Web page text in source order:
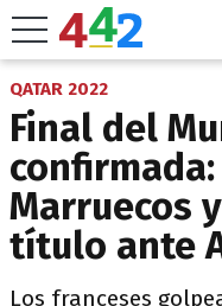
QATAR 2022
Final del
Marruecos
título ante
Los franceses